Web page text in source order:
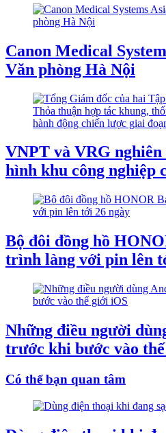
Canon Medical
Văn phòng Hà Nội
VNPT và VRG
hình khu công nghiệp
Bộ đôi đồng hồ
trình làng với pin lên
Những điều người
trước khi bước vào
Có thể bạn quan tâm